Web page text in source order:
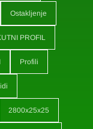
Ostakljenje
PROFIL
Profili
2800x25x25